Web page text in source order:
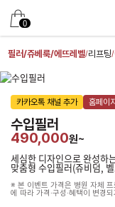
0
필러/쥬베룩/에뜨레벨/리프팅/
카카오톡 채널 추가 홈페이
수입필러
490,000원~
세심한 디자인으로 완성하
맞춤형 수입필러(쥬비덤,
※ 본 이벤트 가격은 병원 자체
에 따라 가격·구성·혜택이 변경
남은 시술/관리권 예약
남은 시술/관리권
리프팅
색소
제모
여드름/모공
스킨부스터